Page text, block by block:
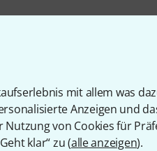
mit allem was
Anzeigen und
Nutzung von Cookies für
klar“ zu (alle anzeigen).